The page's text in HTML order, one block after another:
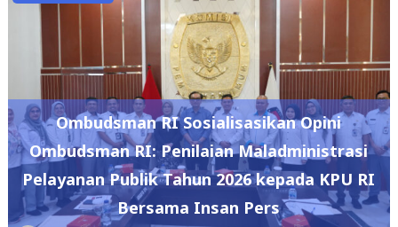
Ombudsman RI Sosialisasikan Opini
Ombudsman RI: Penilaian Maladministrasi
Pelayanan Publik Tahun 2026 kepada KPU RI
Bersama Insan Pers